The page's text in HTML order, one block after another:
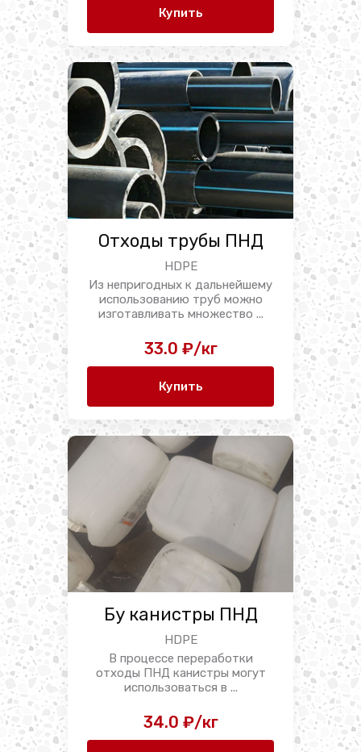
Купить
Отходы трубы ПНД
HDPE
Из непригодных к дальнейшему
использованию труб можно
изготавливать множество ...
33.0 ₽/кг
Купить
Бу канистры ПНД
HDPE
В процессе переработки
отходы ПНД канистры могут
использоваться в ...
34.0 ₽/кг